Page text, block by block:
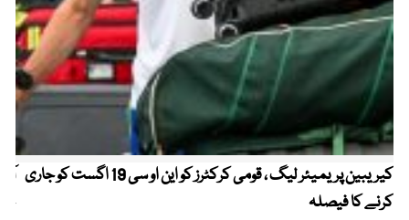
کیریبین پریمیئر لیگ ، قومی کرکٹرز کو این او سی 19 اگست کو جاری
کرنے کا فیصلہ